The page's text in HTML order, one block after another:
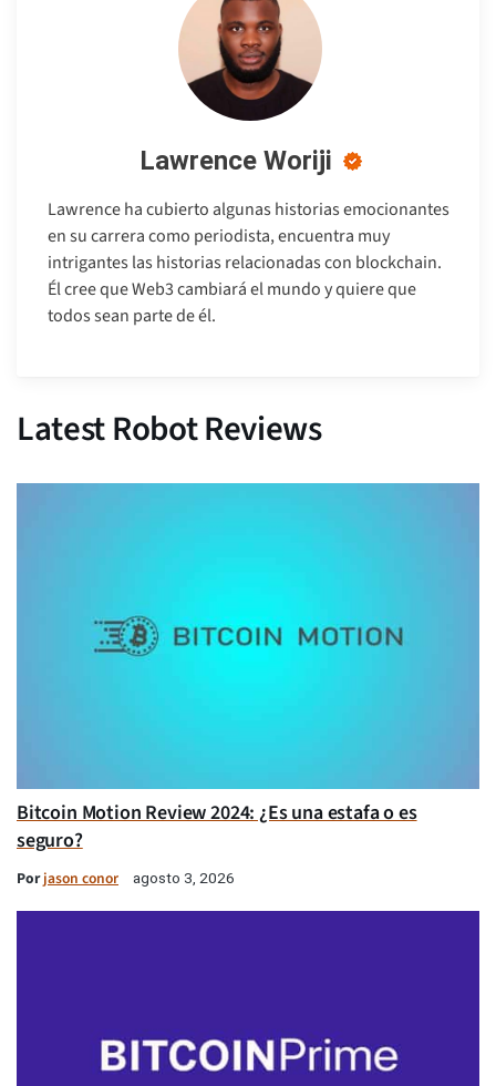
Lawrence Woriji
Lawrence ha cubierto algunas historias emocionantes
en su carrera como periodista, encuentra muy
intrigantes las historias relacionadas con blockchain.
Él cree que Web3 cambiará el mundo y quiere que
todos sean parte de él.
Latest Robot Reviews
Bitcoin Motion Review 2024: ¿Es una estafa o es
seguro?
Porjason conor agosto 3, 2026